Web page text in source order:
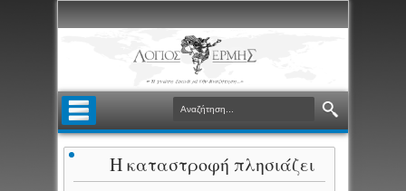
Η καταστροφή πλησιάζει